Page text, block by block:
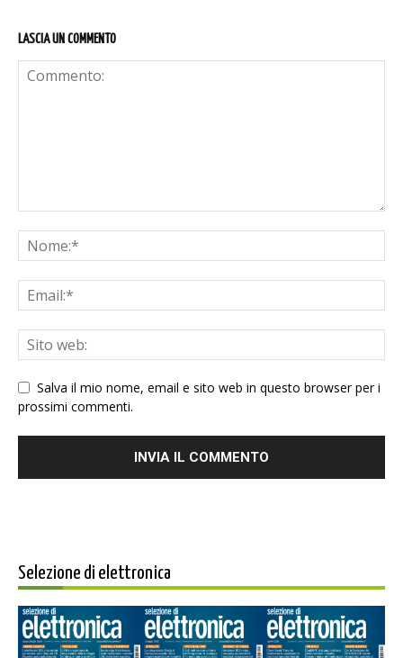
LASCIA UN COMMENTO
Salva il mio nome, email e sito web in questo browser per i
prossimi commenti.
Selezione di elettronica